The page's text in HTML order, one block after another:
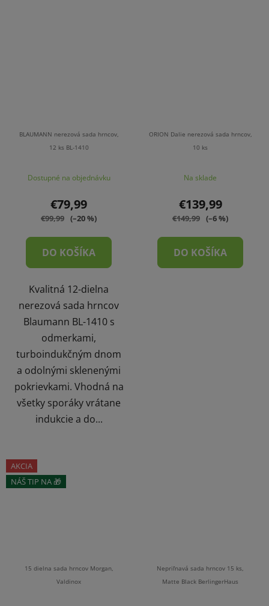
BLAUMANN nerezová sada hrncov,
12 ks BL-1410
Dostupné na objednávku
€79,99
€99,99 (–20 %)
DO KOŠÍKA
Kvalitná 12-dielna
nerezová sada hrncov
Blaumann BL-1410 s
odmerkami,
turboindukčným dnom
a odolnými sklenenými
pokrievkami. Vhodná na
všetky sporáky vrátane
indukcie a do...
ORION Dalie nerezová sada hrncov,
10 ks
Na sklade
€139,99
€149,99 (–6 %)
DO KOŠÍKA
AKCIA
NÁŠ TIP NA 🎁
15 dielna sada hrncov Morgan,
Valdinox
Nepriľnavá sada hrncov 15 ks,
Matte Black BerlingerHaus